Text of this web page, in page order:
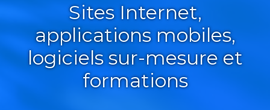
Sites Internet,
applications mobiles,
logiciels sur-mesure et
formations